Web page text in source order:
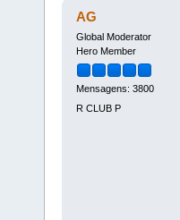
AG
Global Moderator
Hero Member
Mensagens: 3800
R CLUB P